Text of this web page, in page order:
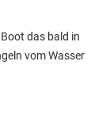
das bald in
vom Wasser